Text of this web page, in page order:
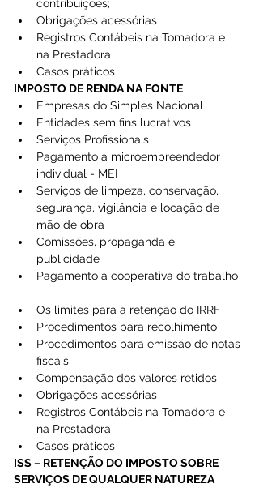
contribuições;
Obrigações acessórias
Registros Contábeis na Tomadora e
na Prestadora
Casos práticos
IMPOSTO DE RENDA NA FONTE
Empresas do Simples Nacional
Entidades sem fins lucrativos
Serviços Profissionais
Pagamento a microempreendedor
individual - MEI
Serviços de limpeza, conservação,
segurança, vigilância e locação de
mão de obra
Comissões, propaganda e
publicidade
Pagamento a cooperativa do trabalho
Os limites para a retenção do IRRF
Procedimentos para recolhimento
Procedimentos para emissão de notas
fiscais
Compensação dos valores retidos
Obrigações acessórias
Registros Contábeis na Tomadora e
na Prestadora
Casos práticos
ISS – RETENÇÃO DO IMPOSTO SOBRE
SERVIÇOS DE QUALQUER NATUREZA